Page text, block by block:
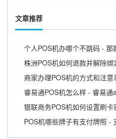
文章推荐
个人POS机办哪个不跳码 - 那
株洲POS机如何退款并解除
商家办理POS机的方式和注
睿易通POS机怎么样 - 睿易通
POS机哪些牌子有支付牌照 -